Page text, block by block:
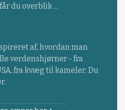
du overblik ...
af, hvordan man
verdenshjørner - fra
fra kvæg til kameler: Du